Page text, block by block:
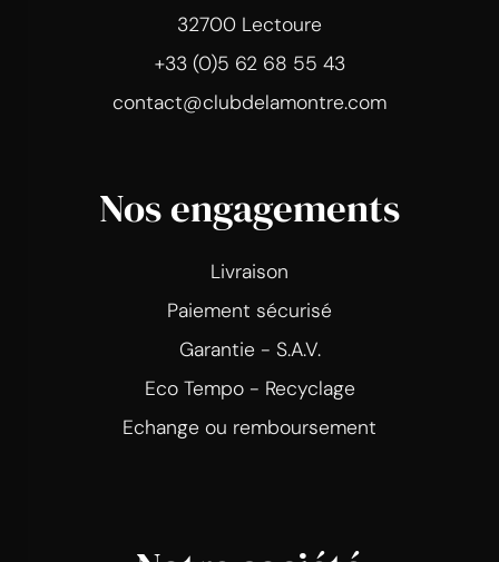
32700 Lectoure
+33 (0)5 62 68 55 43
contact@clubdelamontre.com
Nos engagements
Livraison
Paiement sécurisé
Garantie - S.A.V.
Eco Tempo - Recyclage
Echange ou remboursement